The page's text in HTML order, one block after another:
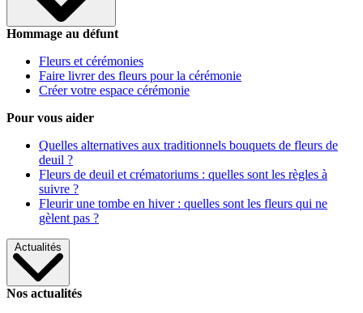
Hommage au défunt
Fleurs et cérémonies
Faire livrer des fleurs pour la cérémonie
Créer votre espace cérémonie
Pour vous aider
Quelles alternatives aux traditionnels bouquets de fleurs de
deuil ?
Fleurs de deuil et crématoriums : quelles sont les règles à
suivre ?
Fleurir une tombe en hiver : quelles sont les fleurs qui ne
gèlent pas ?
Actualités
Nos actualités